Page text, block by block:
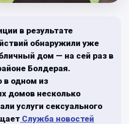
в результате
обнаружили уже
дом — на сей раз в
Болдерая.
в одном из
домов несколько
услуги сексуального
Служба новостей